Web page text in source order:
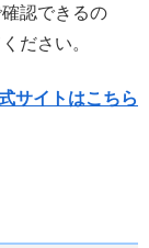
確認できるの
ださい。
サイトはこちら